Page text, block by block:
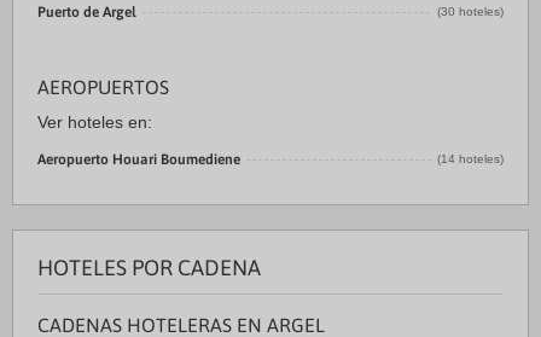
Puerto de Argel (30 hoteles)
AEROPUERTOS
Ver hoteles en:
Aeropuerto Houari Boumediene (14 hoteles)
HOTELES POR CADENA
CADENAS HOTELERAS EN ARGEL